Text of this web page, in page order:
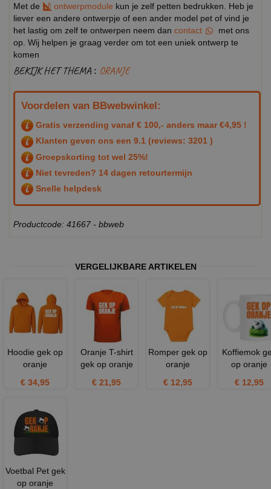
Met de
ontwerpmodule kun je zelf petten bedrukken. Heb je
liever een andere ontwerpje of een ander model pet of vind je
het lastig om zelf te ontwerpen neem dan contact
met ons
op. Wij helpen je graag verder om tot een uniek ontwerp te
komen
BEKIJK HET THEMA : ORANJE
Voordelen van BBwebwinkel:
Gratis verzending vanaf € 100,- anders maar €4,95 !
Klanten geven ons een 9.1 (reviews: 3201 )
Groepskorting tot wel 25%!
Niet tevreden? 14 dagen retourtermijn
Snelle helpdesk
Productcode: 41667 - bbweb
VERGELIJKBARE ARTIKELEN
Hoodie gek op
oranje
€ 34,95
Oranje T-shirt
gek op oranje
€ 21,95
Romper gek op
oranje
€ 12,95
Koffiemok
op oranje
€ 12,95
Voetbal Pet gek
op oranje